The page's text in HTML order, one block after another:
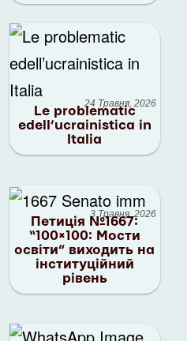
24 Травня, 2026
Le problematic
edell’ucrainistica in
Italia
3 Травня, 2026
Петиція №1667:
“100×100: Мости
освіти” виходить на
інституційний
рівень